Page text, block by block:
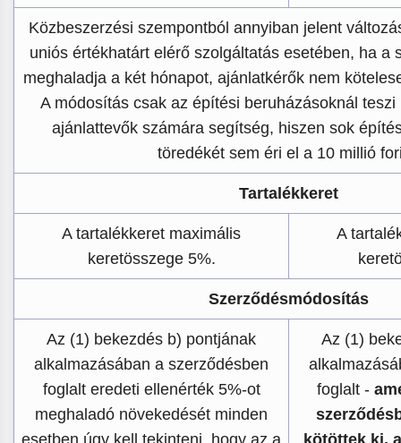
Közbeszerzési szempontból annyiban jelent
uniós értékhatárt elérő szolgáltatás esetében, ha a
meghaladja a két hónapot, ajánlatkérők nem
A módosítás csak az építési beruházásoknál
ajánlattevők számára segítség, hiszen sok
töredékét sem éri el a 10 millió
Tartalékkeret
A tartalékkeret maximális
keretösszege 5%.
A
Szerződésmódosítás
Az (1) bekezdés b) pontjának
alkalmazásában a szerződésben
foglalt eredeti ellenérték 5%-ot
meghaladó növekedését minden
esetben úgy kell tekinteni, hogy az a
Az (1)
foglalt -
kötöttek ki,